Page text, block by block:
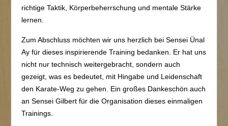
richtige Taktik, Körperbeherrschung und mentale Stärke
lernen.
Zum Abschluss möchten wir uns herzlich bei Sensei Ünal
Ay für dieses inspirierende Training bedanken. Er hat uns
nicht nur technisch weitergebracht, sondern auch
gezeigt, was es bedeutet, mit Hingabe und Leidenschaft
den Karate-Weg zu gehen. Ein großes Dankeschön auch
an Sensei Gilbert für die Organisation dieses einmaligen
Trainings.